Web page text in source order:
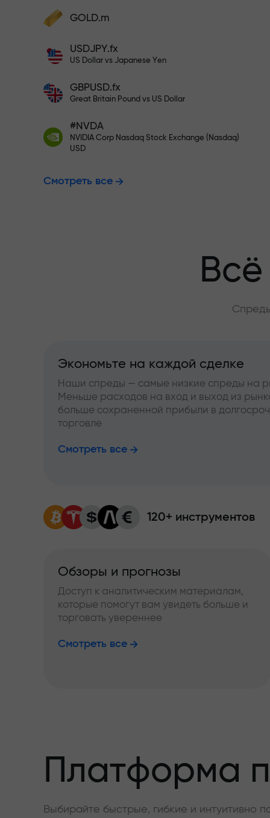
Пополните счёт — и получите бонус в
X1000 — это не опечатка. Чем больше
депозит, тем выше множитель.
Пополните на $333 —
Торгуйте
Бонус до
GOLD.m
USDJPY.fx
US Dollar vs Japanese Yen
GBPUSD.fx
Great Britain Pound vs US Dollar
#NVDA
NVIDIA Corp Nasdaq Stock Exchange (Nasdaq)
USD
Смотреть все
Экономьте на каждой сделке
Наши спреды — самые низкие спреды на
Меньше расходов на вход и выход из
больше сохраненной прибыли в
торговле
Смотреть все
120+ инструментов
Обзоры и прогнозы
Доступ к аналитическим материалам,
которые помогут вам увидеть больше и
торговать увереннее
Смотреть все
Платформа
Выбирайте быстрые, гибкие и интуитивно